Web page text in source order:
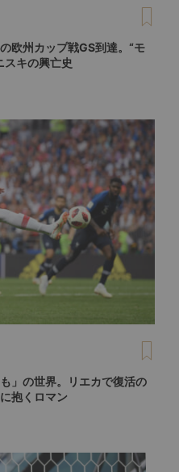
欧州カップ戦GS到達。“モ
スキの興亡史
」の世界。リエカで復活の
抱くロマン